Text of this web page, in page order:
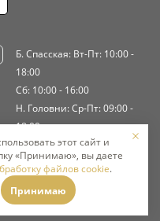
этот сайт и
«Принимаю», вы даете
файлов cookie.
Принимаю
Б. Спасская: Вт-Пт: 10:00 -
18:00
Сб: 10:00 - 16:00
Н. Головни: Ср-Пт: 09:00 -
18:00
Сб-Вс: 9:00 - 15:00
Клинский район,
Москву